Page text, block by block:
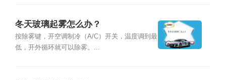
冬天玻璃起雾怎么办？
按除雾键，开空调制冷（A/C）开关，温度调到最
低，开外循环就可以除雾。...